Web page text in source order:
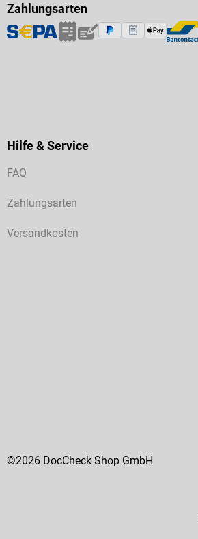
Zahlungsarten
Hilfe & Service
FAQ
Zahlungsarten
Versandkosten
©2026 DocCheck Shop GmbH